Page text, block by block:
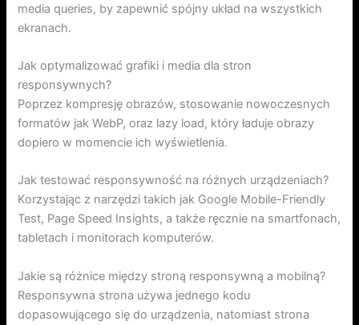
media queries, by zapewnić spójny układ na wszystkich
ekranach.
Jak optymalizować grafiki i media dla stron
responsywnych?
Poprzez kompresję obrazów, stosowanie nowoczesnych
formatów jak WebP, oraz lazy load, który ładuje obrazy
dopiero w momencie ich wyświetlenia.
Jak testować responsywność na różnych urządzeniach?
Korzystając z narzędzi takich jak Google Mobile-Friendly
Test, Page Speed Insights, a także ręcznie na smartfonach,
tabletach i monitorach komputerów.
Jakie są różnice między stroną responsywną a mobilną?
Responsywna strona używa jednego kodu
dopasowującego się do urządzenia, natomiast strona